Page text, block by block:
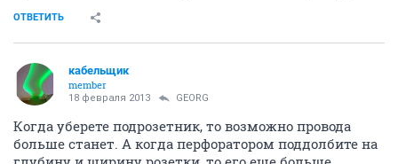
ОТВЕТИТЬ
кабельщик
member
18 февраля 2013 GEORG
Когда уберете подрозетник, то возможно провода
больше станет. А когда перфоратором поддолбите на